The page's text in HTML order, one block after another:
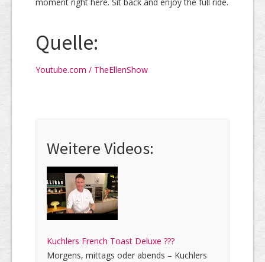
Quelle:
Youtube.com / TheEllenShow
Weitere Videos:
Kuchlers French Toast Deluxe ???
Morgens, mittags oder abends – Kuchlers